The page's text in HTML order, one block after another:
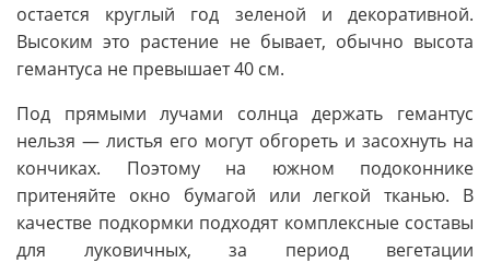
остается круглый год зеленой и декоративной.
Высоким это растение не бывает, обычно высота
гемантуса не превышает 40 см.
Под прямыми лучами солнца держать гемантус
нельзя — листья его могут обгореть и засохнуть на
кончиках. Поэтому на южном подоконнике
притеняйте окно бумагой или легкой тканью. В
качестве подкормки подходят комплексные составы
для луковичных, за период вегетации